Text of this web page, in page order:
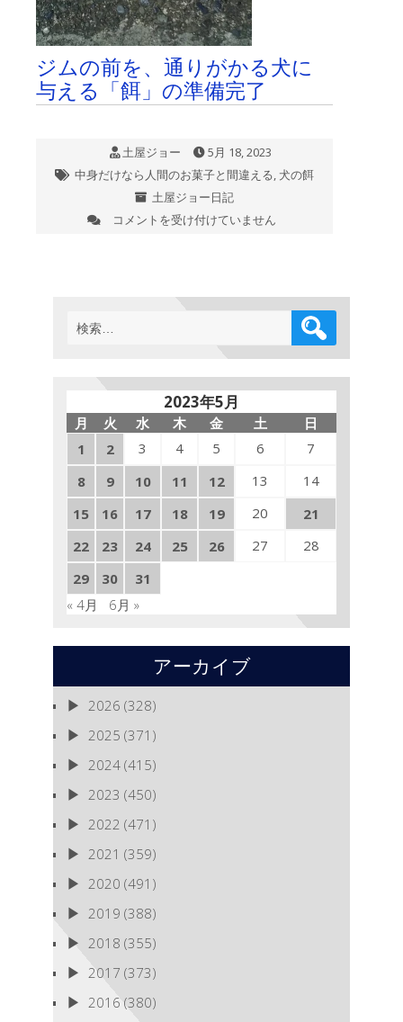
ジムの前を、通りがかる犬に
与える「餌」の準備完了
土屋ジョー
5月 18, 2023
中身だけなら人間のお菓子と間違える, 犬の餌
土屋ジョー日記
ジ
る
犬
に
る
「餌」
の
備
了
コメントを受け付けていません
検
索:
2023年5月
月 火 水 木 金 土
日
1
2 3 4 5 6
7
8
9 10 11 12 13
14
15
16 17 18 19 20
21
22
23 24 25 26 27
28
29
30
31
« 4月
6月 »
アーカイブ
2026 (328)
2025 (371)
2024 (415)
2023 (450)
2022 (471)
2021 (359)
2020 (491)
2019 (388)
2018 (355)
2017 (373)
2016 (380)